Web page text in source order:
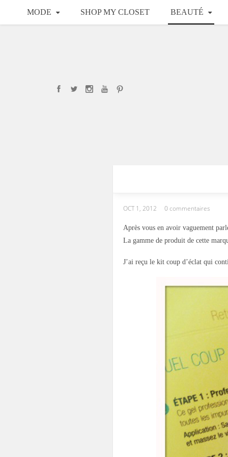
MODE SHOP MY CLOSET BEAUTÉ
OCT 1, 2012 0 commentaires
Après vous en avoir vaguement
La gamme de produit de cette
J’ai reçu le kit coup d’éclat qui